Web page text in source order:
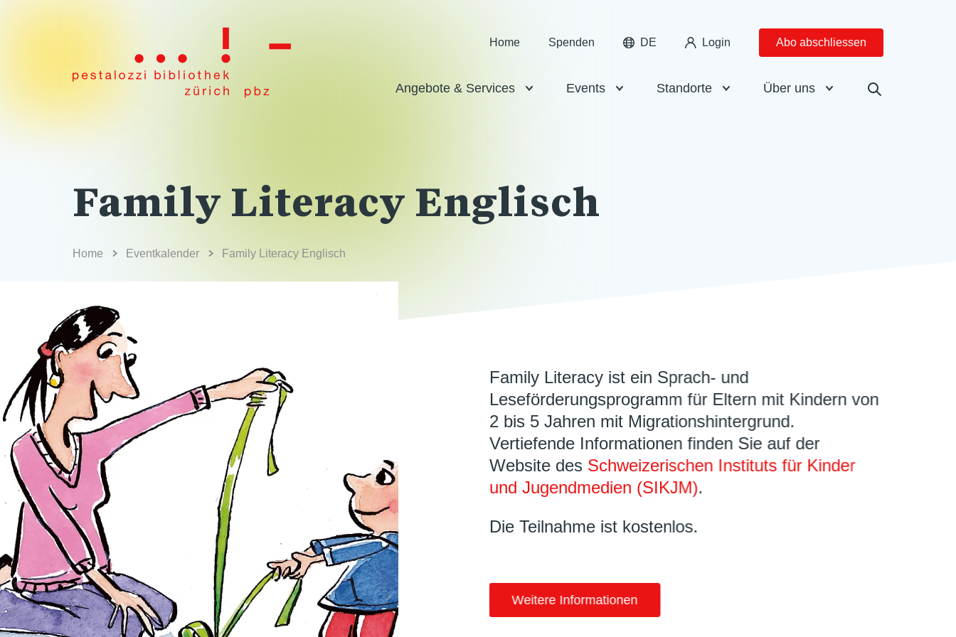
Home Spenden DE Login Abo abschliessen
Angebote & Services Events Standorte Über uns
Family Literacy Englisch
Home Eventkalender Family Literacy Englisch
Family Literacy ist ein Sprach- und
Leseförderungsprogramm für Eltern mit Kindern von
2 bis 5 Jahren mit Migrationshintergrund.
Vertiefende Informationen finden Sie auf der
Website des Schweizerischen Instituts für Kinder
und Jugendmedien (SIKJM).
Die Teilnahme ist kostenlos.
Weitere Informationen